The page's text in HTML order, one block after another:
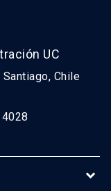
UC
Chile